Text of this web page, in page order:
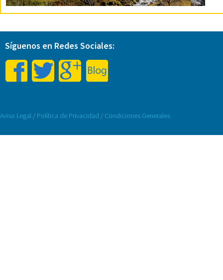
Síguenos en Redes Sociales:
Aviso Legal / Política de Privacidad / Condiciones Generales